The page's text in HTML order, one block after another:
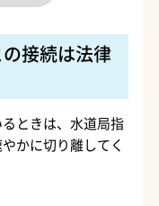
接続は法律
ときは、水道局指
かに切り離してく